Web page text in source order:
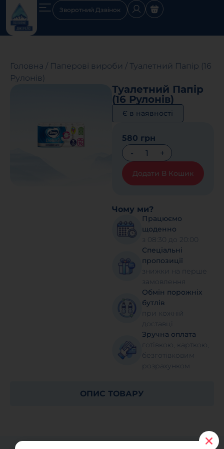
Зворотний Дзвінок
Головна / Паперові вироби / Туалетний Папір (16
Рулонів)
Туалетний Папір
(16 Рулонів)
Є в наявності
580 грн
Додати В Кошик
Чому ми?
Працюємо
щоденно
з 08:30 до 20:00
Спеціальні
пропозиції
знижки на перше
замовлення
Обмін порожніх
бутлів
при кожній
доставці
Зручна оплата
готівкою, карткою,
безготівковим
розрахунком
ОПИС ТОВАРУ